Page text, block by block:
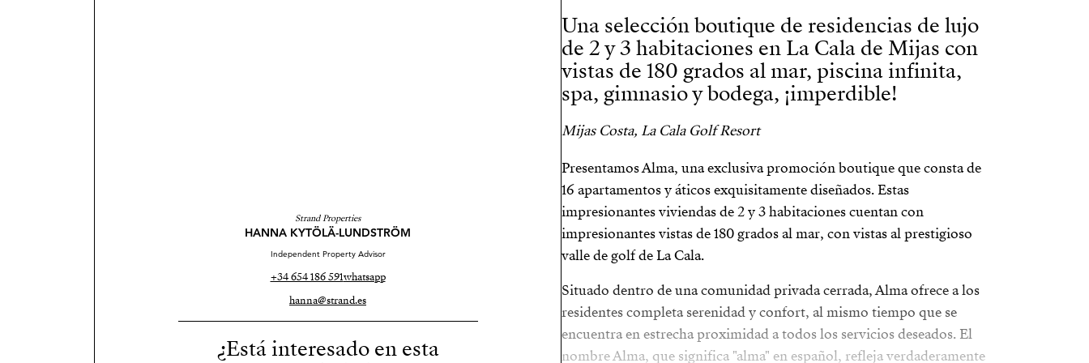
Strand Properties
HANNA KYTÖLÄ-LUNDSTRÖM
Independent Property Advisor
+34 654 186 591whatsapp
hanna@strand.es
¿Está interesado en esta
Una selección boutique de residencias de lujo
de 2 y 3 habitaciones en La Cala de Mijas con
vistas de 180 grados al mar, piscina infinita,
spa, gimnasio y bodega, ¡imperdible!
Mijas Costa, La Cala Golf Resort
Presentamos Alma, una exclusiva promoción boutique que consta de
16 apartamentos y áticos exquisitamente diseñados. Estas
impresionantes viviendas de 2 y 3 habitaciones cuentan con
impresionantes vistas de 180 grados al mar, con vistas al prestigioso
valle de golf de La Cala.
Situado dentro de una comunidad privada cerrada, Alma ofrece a los
residentes completa serenidad y confort, al mismo tiempo que se
encuentra en estrecha proximidad a todos los servicios deseados. El
nombre Alma, que significa "alma" en español, refleja verdaderamente